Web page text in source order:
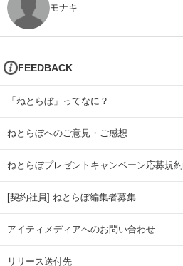
モナキ
FEEDBACK
「ねとらぼ」ってなに？
ねとらぼへのご意見・ご感想
ねとらぼプレゼントキャンペーン応募規約
[契約社員] ねとらぼ編集者募集
アイティメディアへのお問い合わせ
リリース送付先